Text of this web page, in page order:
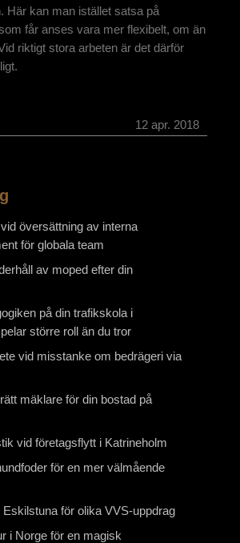
Här kan man istället satsa på
får anses vara mer flexibelt, om än
riktigt stora arbeten är det därför
12 apr. 2018
översättning av interna
för globala team
av moped efter din
på din trafikskola i
större roll än du tror
vid misstanke om bedrägeri via
mäklare för din bostad på
vid företagsflytt i Katrineholm
för en mer välmående
för olika VVS-uppdrag
i Norge för en magisk